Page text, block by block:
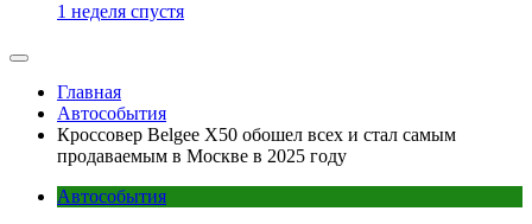
1 неделя спустя
Главная
Автособытия
Кроссовер Belgee X50 обошел всех и стал самым
продаваемым в Москве в 2025 году
Автособытия